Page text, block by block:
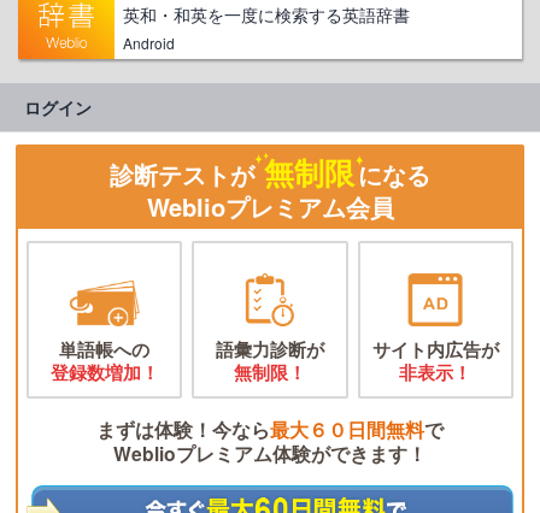
英和・和英を一度に検索する英語辞書
Android
ログイン
診断テストが 無制限になる
Weblioプレミアム会員
単語帳への
登録数増加！
語彙力診断が
無制限！
サイト内広告が
非表示！
まずは体験！今なら最大６０日間無料で
Weblioプレミアム体験ができます！